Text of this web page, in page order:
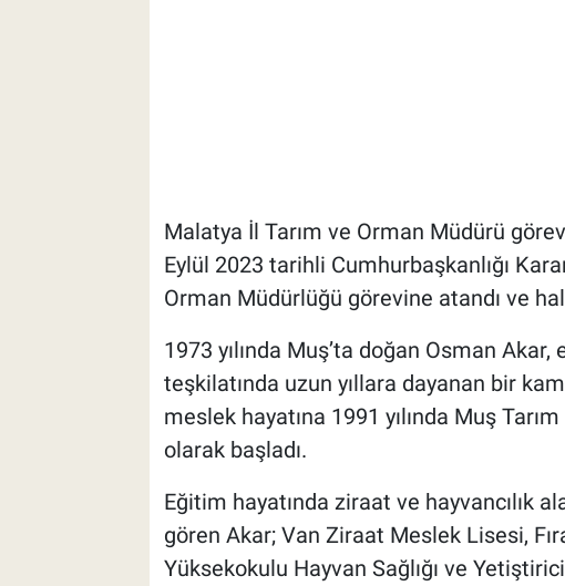
Malatya İl Tarım ve Orman Müdürü
Eylül 2023 tarihli Cumhurbaşkanlığı
Orman Müdürlüğü görevine atandı ve
1973 yılında Muş’ta doğan Osman
teşkilatında uzun yıllara dayanan bir
meslek hayatına 1991 yılında Muş
olarak başladı.
Eğitim hayatında ziraat ve hayvancılık
gören Akar; Van Ziraat Meslek Lisesi,
Yüksekokulu Hayvan Sağlığı ve